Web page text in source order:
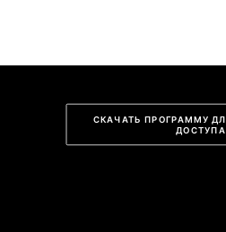
СКАЧАТЬ ПРОГРАММУ
ДОСТУПА